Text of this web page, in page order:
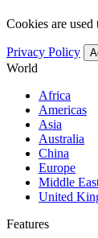
Cookies are used
Privacy Policy
World
Africa
Americas
Asia
Australia
China
Europe
Middle
United
Features